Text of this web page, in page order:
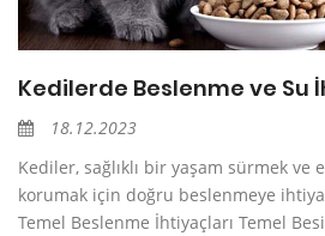
Kedilerde Beslenme ve Su
18.12.2023
Kediler, sağlıklı bir yaşam sürmek ve
korumak için doğru beslenmeye
Temel Beslenme İhtiyaçları Temel